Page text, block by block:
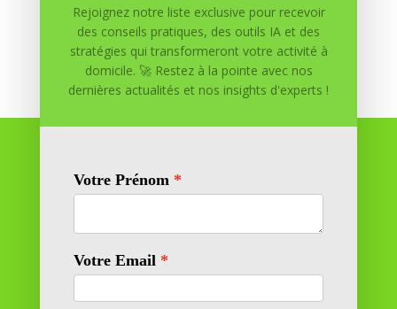
Réussite à Domicile
Rejoignez notre liste exclusive pour recevoir
des conseils pratiques, des outils IA et des
stratégies qui transformeront votre activité à
domicile. 🚀 Restez à la pointe avec nos
dernières actualités et nos insights d'experts !